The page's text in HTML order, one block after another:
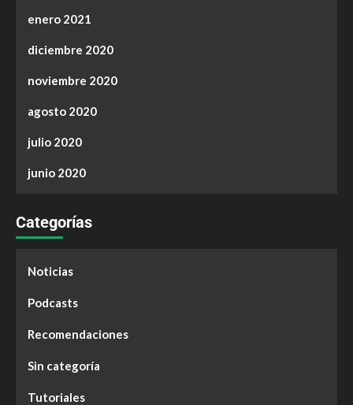
enero 2021
diciembre 2020
noviembre 2020
agosto 2020
julio 2020
junio 2020
Categorías
Noticias
Podcasts
Recomendaciones
Sin categoría
Tutoriales